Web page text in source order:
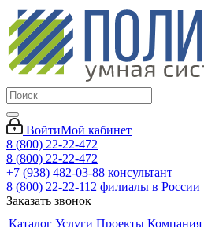
ВойтиМой кабинет
8 (800) 22-22-472
8 (800) 22-22-472
+7 (938) 482-03-88 консультант
8 (800) 22-22-112 филиалы в России
Заказать звонок
Каталог Услуги Проекты Компания